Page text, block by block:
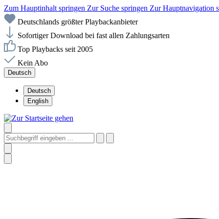
Zum Hauptinhalt springen Zur Suche springen Zur Hauptnavigation
Deutschlands größter Playbackanbieter
Sofortiger Download bei fast allen Zahlungsarten
Top Playbacks seit 2005
Kein Abo
Deutsch
Deutsch
English